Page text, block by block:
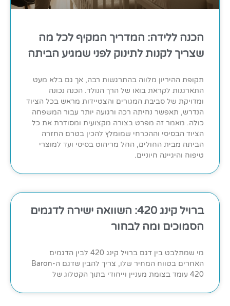
הכנה ללידה: המדריך המקיף לכל מה
שצריך לקנות לתינוק לפני שמגיע הביתה
תקופת ההיריון מלווה בהתרגשות רבה, אך גם בלא מעט
התארגנות לקראת בואו של הרך הנולד. הכנה נכונה
ומדויקת של סביבת המגורים והצטיידות מראש בכל הציוד
הנדרש, תאפשר נחיתה רכה ורגועה יותר עבור המשפחה
כולה. מאמר זה מפרט בצורה מקצועית ומסודרת את כל
הציוד הבסיסי וההכרחי שמומלץ להכין בטרם החזרה
הביתה מבית החולים, החל מריהוט בסיסי ועד למוצרי
טיפוח והיגיינה חיוניים.
ברויל קינג 420: השוואה ישירה לדגמים
הסמוכים ומה לבחור
מי שמתלבט בין דגם ברויל קינג 420 לבין הדגמים
האחרים בטווח המחיר שלו, צריך להבין שדגם ה-Baron
420 עומד בצומת מעניין וייחודי בתוך הקטלוג של